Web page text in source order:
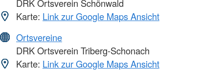
DRK Ortsverein Schönwald
Karte: Link zur Google Maps Ansicht
Ortsvereine
DRK Ortsverein Triberg-Schonach
Karte: Link zur Google Maps Ansicht